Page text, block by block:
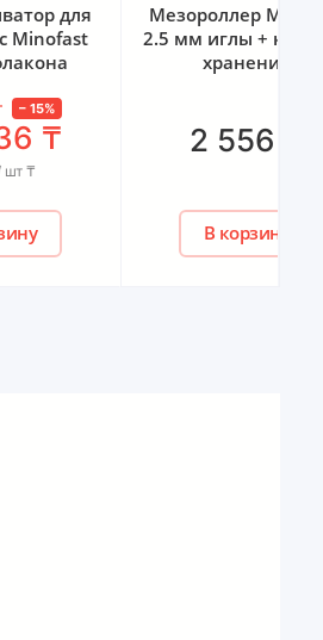
Мезороллер Mr. Volos
2.5 мм иглы + кейс для
₸